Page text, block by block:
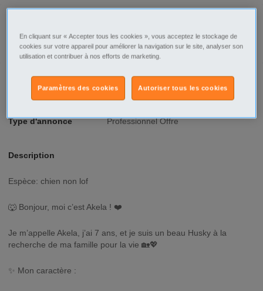
Ville/Code postal
Provence-Alpes-Côte d'Azur
Vaucluse
Bollene - 84500
Type d'annonce Professionnel Offre
Description
Espèce: chien non lof
🐺 Bonjour, moi c’est Akela ! ❤️
Je m’appelle Akela, j’ai 7 ans, et je suis un beau Husky à la
recherche de ma famille pour la vie 🏡💖
✨ Mon caractère :
Signaler cette annonce
En cliquant sur « Accepter tous les cookies », vous acceptez le stockage de
cookies sur votre appareil pour améliorer la navigation sur le site, analyser son
utilisation et contribuer à nos efforts de marketing.
Autoriser tous les cookies
Paramètres des cookies